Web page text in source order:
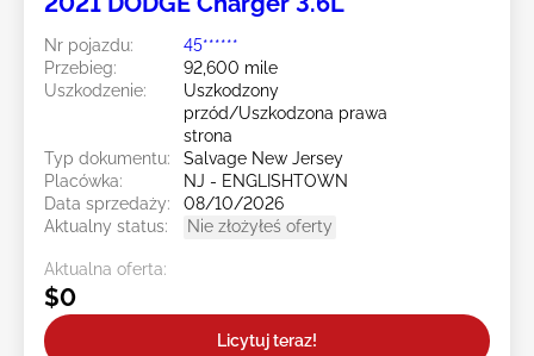
Nr pojazdu:
45******
Przebieg:
92,600 mile
Uszkodzenie:
Uszkodzony
przód/Uszkodzona prawa
strona
Typ dokumentu:
Salvage New Jersey
Placówka:
NJ - ENGLISHTOWN
Data sprzedaży:
08/10/2026
Aktualny status:
Nie złożyłeś oferty
Aktualna oferta:
$0
Licytuj teraz!